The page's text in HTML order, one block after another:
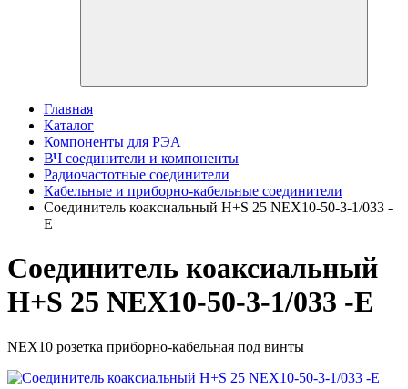
Главная
Каталог
Компоненты для РЭА
ВЧ соединители и компоненты
Радиочастотные соединители
Кабельные и приборно-кабельные соединители
Соединитель коаксиальный H+S 25 NEX10-50-3-1/033 -
E
Соединитель коаксиальный
H+S 25 NEX10-50-3-1/033 -E
NEX10 розетка приборно-кабельная под винты